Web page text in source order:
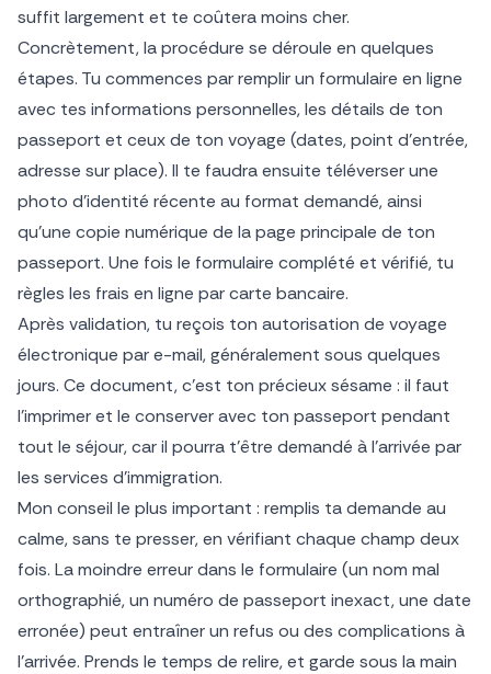
suffit largement et te coûtera moins cher.
Concrètement, la procédure se déroule en quelques
étapes. Tu commences par remplir un formulaire en ligne
avec tes informations personnelles, les détails de ton
passeport et ceux de ton voyage (dates, point d’entrée,
adresse sur place). Il te faudra ensuite téléverser une
photo d’identité récente au format demandé, ainsi
qu’une copie numérique de la page principale de ton
passeport. Une fois le formulaire complété et vérifié, tu
règles les frais en ligne par carte bancaire.
Après validation, tu reçois ton autorisation de voyage
électronique par e-mail, généralement sous quelques
jours. Ce document, c’est ton précieux sésame : il faut
l’imprimer et le conserver avec ton passeport pendant
tout le séjour, car il pourra t’être demandé à l’arrivée par
les services d’immigration.
Mon conseil le plus important : remplis ta demande au
calme, sans te presser, en vérifiant chaque champ deux
fois. La moindre erreur dans le formulaire (un nom mal
orthographié, un numéro de passeport inexact, une date
erronée) peut entraîner un refus ou des complications à
l’arrivée. Prends le temps de relire, et garde sous la main